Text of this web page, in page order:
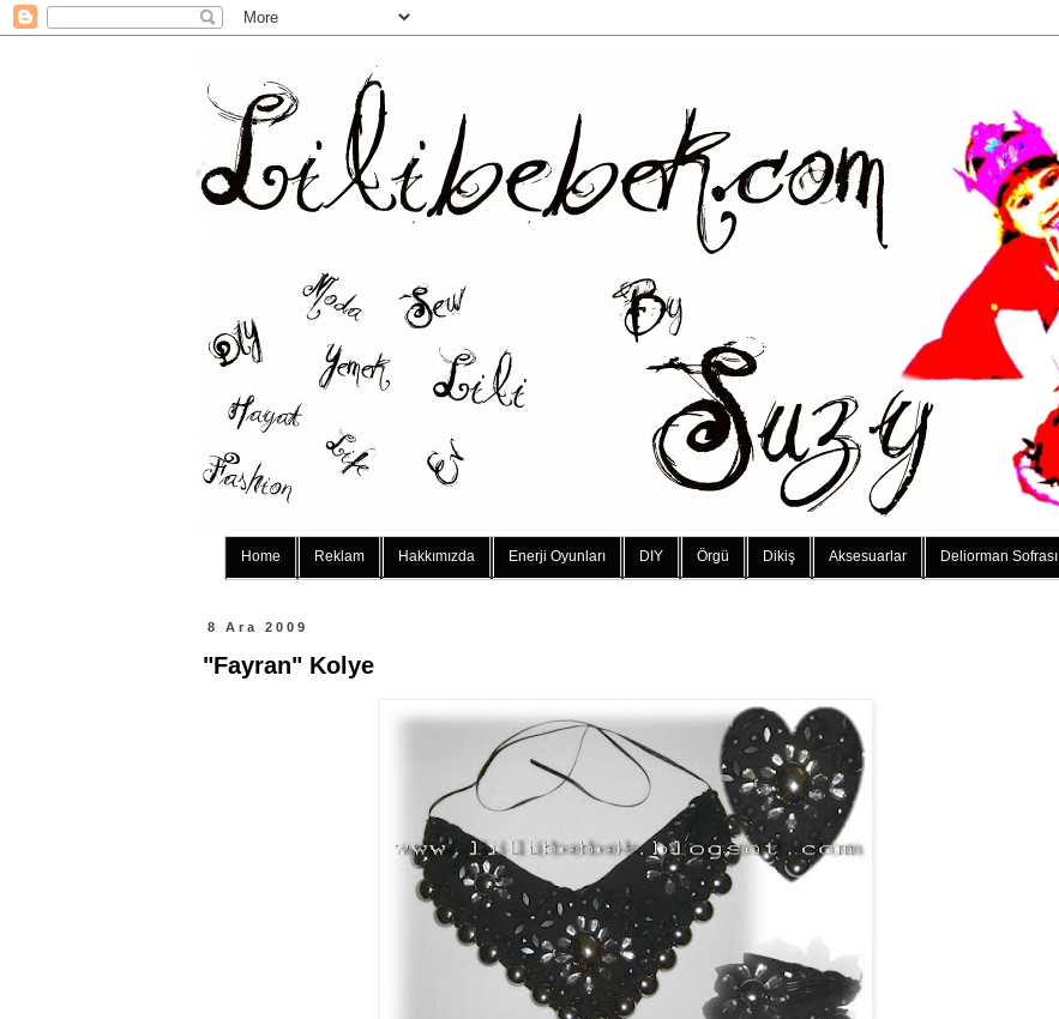
Home Reklam Hakkımızda Enerji Oyunları DIY Örgü Dikiş Aksesuarlar Deliorman Sofrası
8 Ara 2009
"Fayran" Kolye